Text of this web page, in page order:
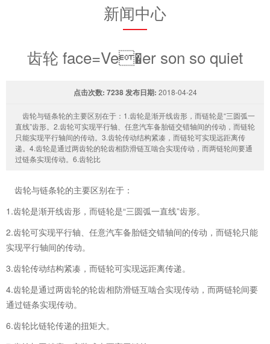
新闻中心
齿轮 face=Ve�er son so quiet
点击次数: 7238发布日期: 2018-04-24
齿轮与链条轮的主要区别在于：1.齿轮是渐开线齿形，而链轮是“三圆弧一
直线”齿形。2.齿轮可实现平行轴、任意汽车备胎链交错轴间的传动，而链轮
只能实现平行轴间的传动。3.齿轮传动结构紧凑，而链轮可实现远距离传
递。4.齿轮是通过两齿轮的轮齿相防滑链互啮合实现传动，而两链轮间要通
过链条实现传动。6.齿轮比
齿轮与链条轮的主要区别在于：
1.齿轮是渐开线齿形，而链轮是“三圆弧一直线”齿形。
2.齿轮可实现平行轴、任意汽车备胎链交错轴间的传动，而链轮只能
实现平行轴间的传动。
3.齿轮传动结构紧凑，而链轮可实现远距离传递。
4.齿轮是通过两齿轮的轮齿相防滑链互啮合实现传动，而两链轮间要
通过链条实现传动。
6.齿轮比链轮传递的扭矩大。